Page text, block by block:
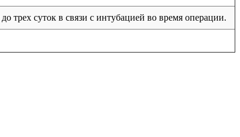
трех суток в связи с интубацией во время операции.